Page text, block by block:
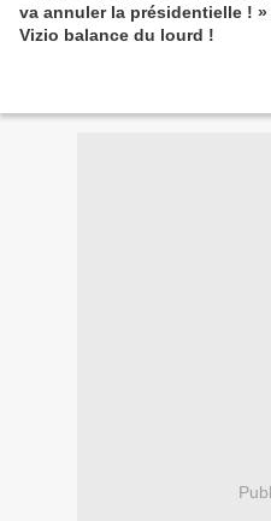
va annuler la présidentielle ! »
Vizio balance du lourd !